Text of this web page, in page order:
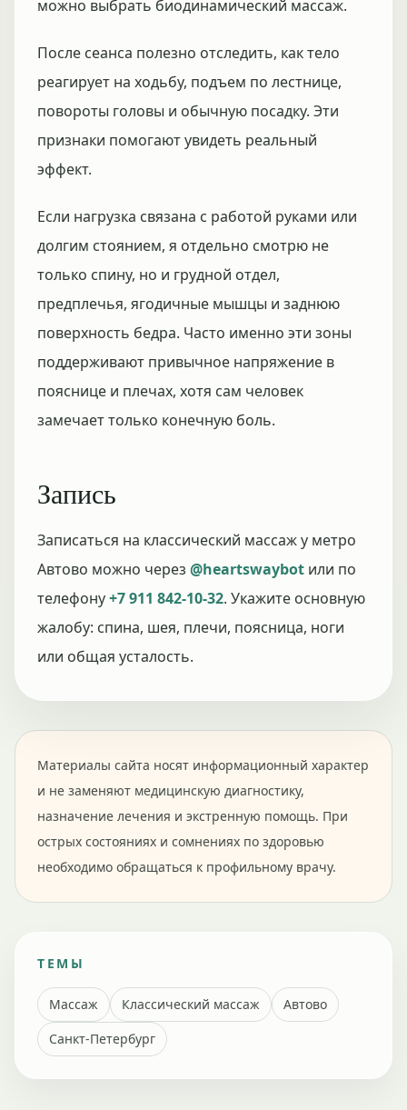
можно выбрать биодинамический массаж.
После сеанса полезно отследить, как тело
реагирует на ходьбу, подъем по лестнице,
повороты головы и обычную посадку. Эти
признаки помогают увидеть реальный
эффект.
Если нагрузка связана с работой руками или
долгим стоянием, я отдельно смотрю не
только спину, но и грудной отдел,
предплечья, ягодичные мышцы и заднюю
поверхность бедра. Часто именно эти зоны
поддерживают привычное напряжение в
пояснице и плечах, хотя сам человек
замечает только конечную боль.
Запись
Записаться на классический массаж у метро
Автово можно через @heartswaybot или по
телефону+7 911 842-10-32. Укажите основную
жалобу: спина, шея, плечи, поясница, ноги
или общая усталость.
Материалы сайта носят информационный характер
и не заменяют медицинскую диагностику,
назначение лечения и экстренную помощь. При
острых состояниях и сомнениях по здоровью
необходимо обращаться к профильному врачу.
ТЕМЫ
Массаж Классический массаж
Автово
Санкт-Петербург